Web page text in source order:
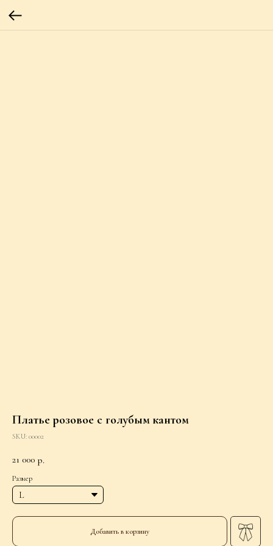
Платье розовое с голубым кантом
SKU: 00002
21 000 р.
Размер
Добавить в корзину